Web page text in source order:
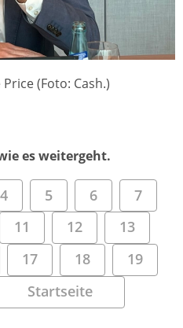
(Foto: Cash.)
es weitergeht.
4 5 6
7
11 12
13
17 18
19
Startseite